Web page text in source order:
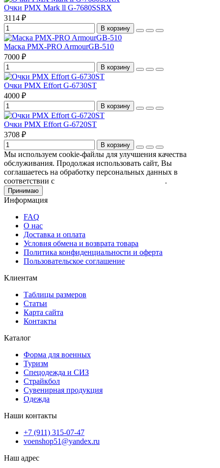
Очки PMX Mark ll G-7680SSRX
3114 ₽
В корзину
Маска PMX-PRO ArmourGB-510
7000 ₽
В корзину
Очки PMX Effort G-6730ST
4000 ₽
В корзину
Очки PMX Effort G-6720ST
3708 ₽
В корзину
Мы используем cookie-файлы для улучшения качества
обслуживания. Продолжая использовать сайт, Вы
соглашаетесь на обработку персональных данных в
соответствии с
.
Принимаю
Информация
FAQ
О нас
Доставка и оплата
Условия обмена и возврата товара
Политика конфиденциальности и оферта
Пользовательское соглашение
Клиентам
Таблицы размеров
Статьи
Карта сайта
Контакты
Каталог
Форма для военных
Туризм
Спецодежда и СИЗ
Страйкбол
Сувенирная продукция
Одежда
Наши контакты
+7 (911) 315-07-47
voenshop51@yandex.ru
Наш адрес